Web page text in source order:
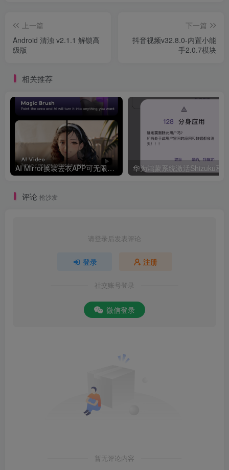
上一篇
Android 清浊 v2.1.1 解锁高
级版
下一篇
抖音视频v32.8.0-内置小能
手2.0.7模块
相关推荐
AI Mirror换装去衣APP可无限白嫖！
评论 抢沙发
请登录后发表评论
登录 注册
社交账号登录
微信登录
暂无评论内容